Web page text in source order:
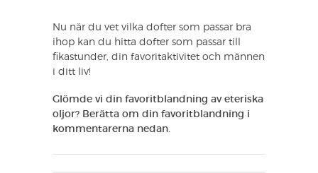
Nu när du vet vilka dofter som passar bra
ihop kan du hitta dofter som passar till
fikastunder, din favoritaktivitet och männen
i ditt liv!
Glömde vi din favoritblandning av eteriska
oljor? Berätta om din favoritblandning i
kommentarerna nedan.